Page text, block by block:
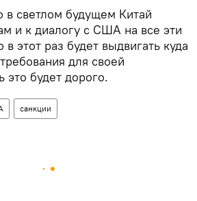
в светлом будущем Китай
и к диалогу с США на все эти
этот раз будет выдвигать куда
для своей
это будет дорого.
санкции